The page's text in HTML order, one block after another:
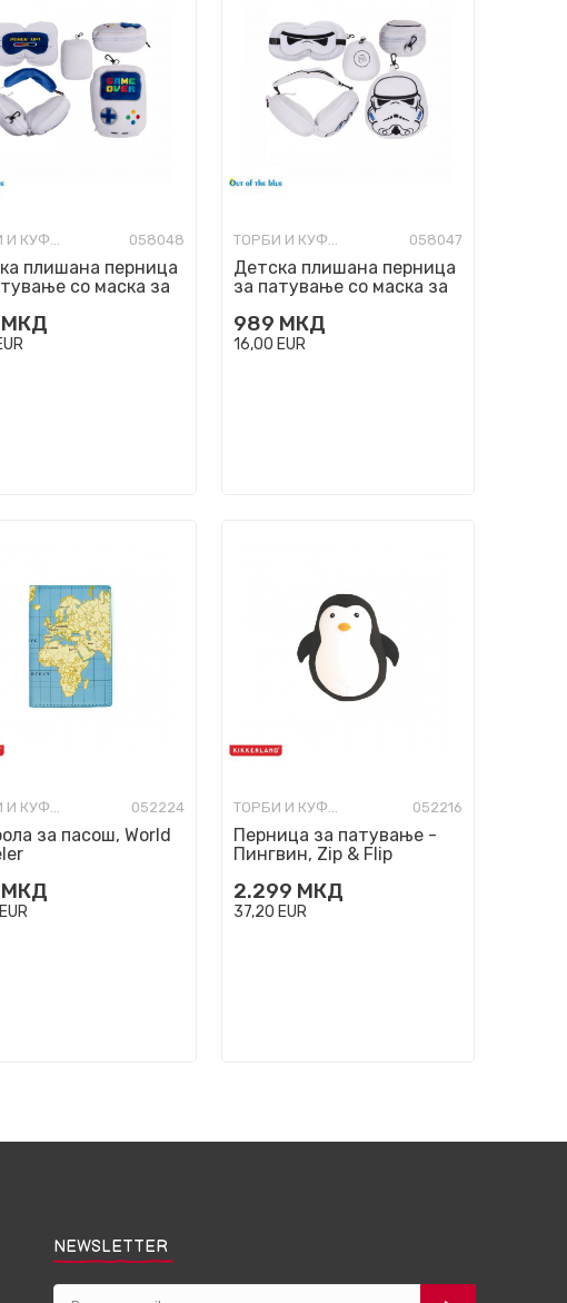
ТОРБИ И КУФЕРИ ЗА ПАТУВАЊЕ 058048
плишана перница
со маска за
МКД
ТОРБИ И КУФЕРИ ЗА ПАТУВАЊЕ 058047
Детска плишана перница
за патување со маска за
989 МКД
16,00 EUR
ТОРБИ И КУФЕРИ ЗА ПАТУВАЊЕ 052224
за пасош, World
МКД
EUR
ТОРБИ И КУФЕРИ ЗА ПАТУВАЊЕ 052216
Перница за патување -
Пингвин, Zip & Flip
2.299 МКД
37,20 EUR
NEWSLETTER